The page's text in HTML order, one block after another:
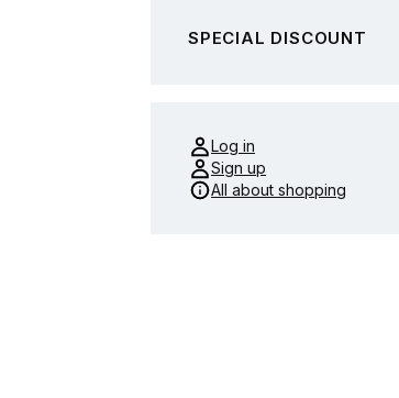
SPECIAL DISCOUNT
Log in
Sign up
All about shopping